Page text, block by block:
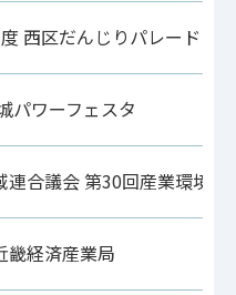
西区だんじりパレード
パワーフェスタ
連合議会 第30回産業環境常
畿経済産業局